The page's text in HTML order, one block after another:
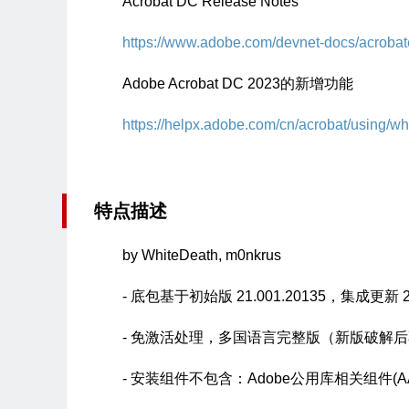
https://www.adobe.com/devnet-docs/
Adobe Acrobat DC 2023的新增功能
https://helpx.adobe.com/cn/acrobat/using/
特点描述
by WhiteDeath, m0nkrus
- 底包基于初始版 21.001.20135，集成更新
- 免激活处理，多国语言完整版（新版破解
- 安装组件不包含：Adobe公用库相关组件